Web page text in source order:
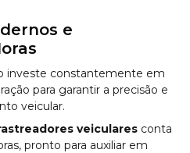
e
investe constantemente em
para garantir a precisão e
veicular.
veiculares conta
pronto para auxiliar em